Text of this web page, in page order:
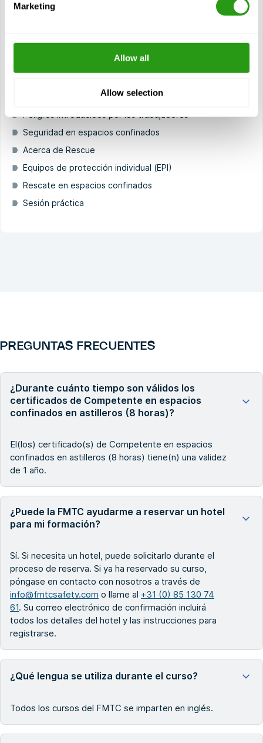
Marketing
Allow all
Allow selection
Entrada en espacios confinados
Peligros introducidos por los trabajadores
Seguridad en espacios confinados
Acerca de Rescue
Equipos de protección individual (EPI)
Rescate en espacios confinados
Sesión práctica
PREGUNTAS FRECUENTES
¿Durante cuánto tiempo son válidos los
certificados de Competente en espacios
confinados en astilleros (8 horas)?
El(los) certificado(s) de Competente en espacios
confinados en astilleros (8 horas) tiene(n) una validez
de 1 año.
¿Puede la FMTC ayudarme a reservar un hotel
para mi formación?
Sí. Si necesita un hotel, puede solicitarlo durante el
proceso de reserva. Si ya ha reservado su curso,
póngase en contacto con nosotros a través de
info@fmtcsafety.com o llame al +31 (0) 85 130 74
61. Su correo electrónico de confirmación incluirá
todos los detalles del hotel y las instrucciones para
registrarse.
¿Qué lengua se utiliza durante el curso?
Todos los cursos del FMTC se imparten en inglés.